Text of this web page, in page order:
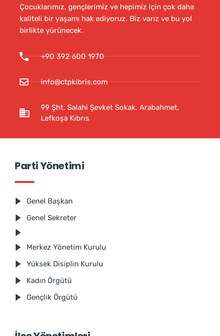
Çocuklarımız, gençlerimiz ve hepimiz için çok daha
kaliteli bir yaşamı hak ediyoruz. Biz varız ve bu yol
birlikte yürünecek.
+90 392 600 1970
info@ctpkibris.com
99 Şht. Salahi Şevket Sokak, Arabahmet,
Lefkoşa Kıbrıs
Parti Yönetimi
Genel Başkan
Genel Sekreter
Merkez Yönetim Kurulu
Yüksek Disiplin Kurulu
Kadın Örgütü
Gençlik Örgütü